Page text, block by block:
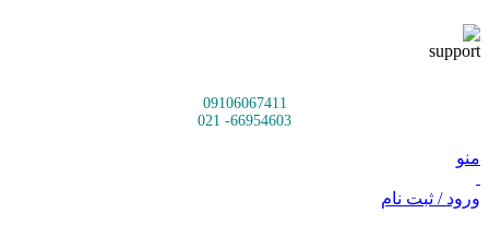
09106067411
66954603- 021
منو
ورود / ثبت نام